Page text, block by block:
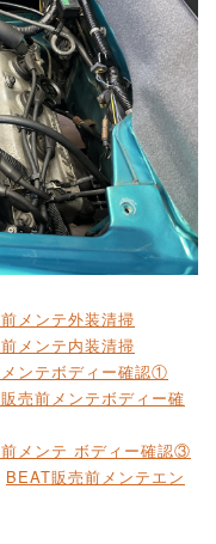
メンテ外装清掃
メンテ内装清掃
ンテボディー確認①
売前メンテボディー確
メンテ ボディー確認③
BEAT販売前メンテエン